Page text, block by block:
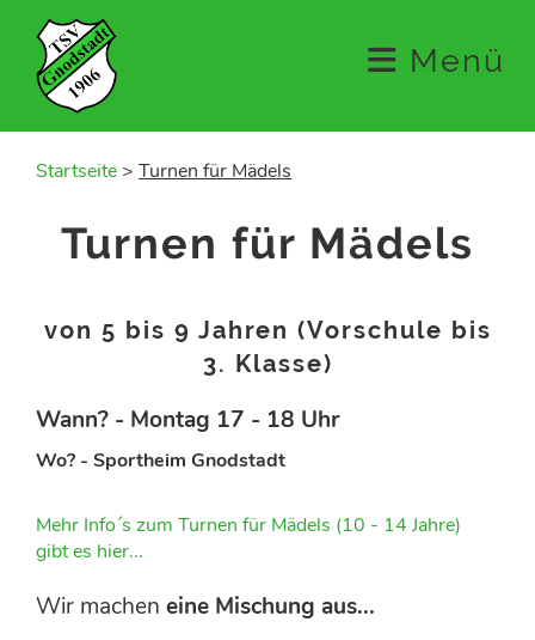
Menü
Startseite > Turnen für Mädels
Turnen für Mädels
von 5 bis 9 Jahren (Vorschule bis
3. Klasse)
Wann? - Montag 17 - 18 Uhr
Wo? - Sportheim Gnodstadt
Mehr Info´s zum Turnen für Mädels (10 - 14 Jahre)
gibt es hier...
Wir machen eine Mischung aus...